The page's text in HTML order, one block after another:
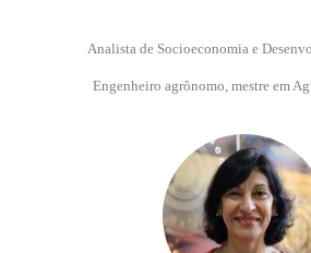
Analista de Socioeconomia e
Engenheiro agrônomo, mestre em